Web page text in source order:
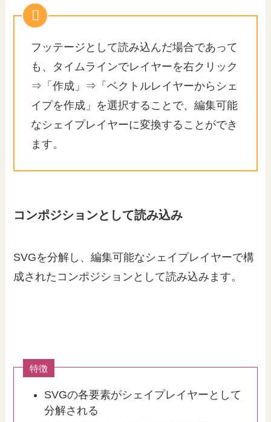
フッテージとして読み込んだ場合であって
も、タイムラインでレイヤーを右クリック
⇒「作成」⇒「ベクトルレイヤーからシェ
イプを作成」を選択することで、編集可能
なシェイプレイヤーに変換することができ
ます。
コンポジションとして読み込み
SVGを分解し、編集可能なシェイプレイヤーで構
成されたコンポジションとして読み込みます。
特徴
SVGの各要素がシェイプレイヤーとして
分解される